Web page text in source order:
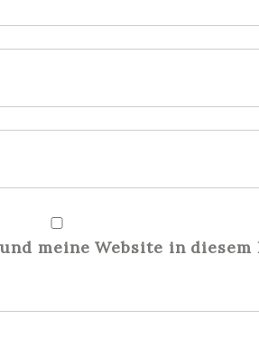
meine Website in